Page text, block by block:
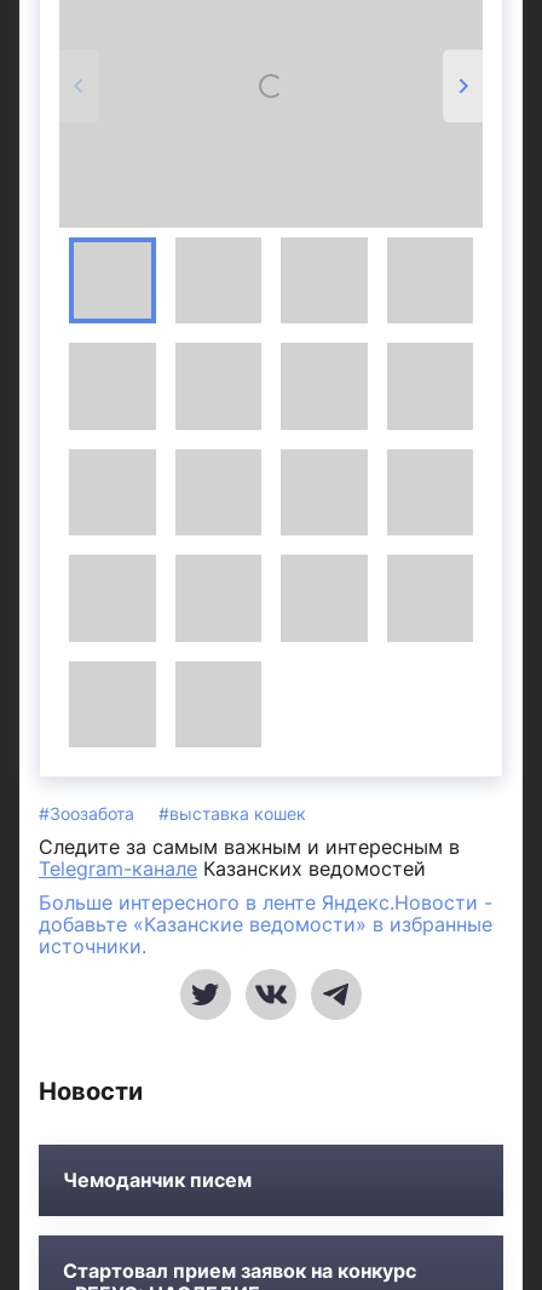
#Зоозабота #выставка кошек
Следите за самым важным и интересным в
Telegram-канале Казанских ведомостей
Больше интересного в ленте Яндекс.Новости -
добавьте «Казанские ведомости» в избранные
источники.
Новости
Чемоданчик писем
Стартовал прием заявок на конкурс